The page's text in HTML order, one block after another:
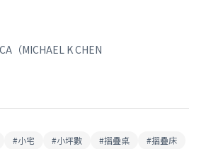
（MICHAEL K CHEN
#小宅 #小坪數 #摺疊桌 #摺疊床